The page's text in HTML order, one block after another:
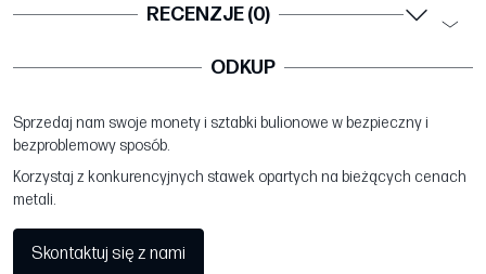
RECENZJE (0)
ODKUP
Sprzedaj nam swoje monety i sztabki bulionowe w bezpieczny i
bezproblemowy sposób.
Korzystaj z konkurencyjnych stawek opartych na bieżących cenach
metali.
Skontaktuj się z nami